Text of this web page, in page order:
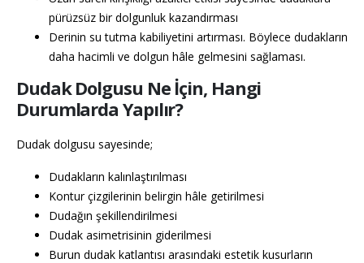
pürüzsüz bir dolgunluk kazandırması
Derinin su tutma kabiliyetini artırması. Böylece dudakların
daha hacimli ve dolgun hâle gelmesini sağlaması.
Dudak Dolgusu Ne İçin, Hangi
Durumlarda Yapılır?
Dudak dolgusu sayesinde;
Dudakların kalınlaştırılması
Kontur çizgilerinin belirgin hâle getirilmesi
Dudağın şekillendirilmesi
Dudak asimetrisinin giderilmesi
Burun dudak katlantısı arasındaki estetik kusurların